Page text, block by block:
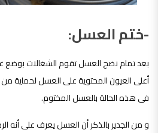
-ختم العسل:
بعد تمام نضج العسل تقوم الشغالات
أعلى العيون المحتوية على العسل لحماية
فى هذه الحالة بالعسل المختوم.
و من الجدير بالذكر أن العسل يعرف على أنه